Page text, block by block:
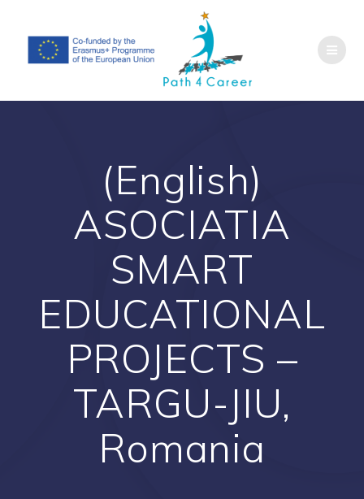
Salta
contenuto
(English)
ASOCIATIA
SMART
EDUCATIONAL
PROJECTS –
TARGU-JIU,
Romania